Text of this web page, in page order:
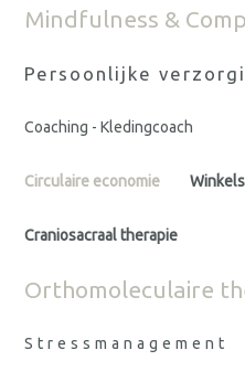
Mindfulness &
Persoonlijke
Coaching - Kledingcoach
Circulaire economie Winkels
Craniosacraal therapie
Orthomoleculaire
Stressmanagement